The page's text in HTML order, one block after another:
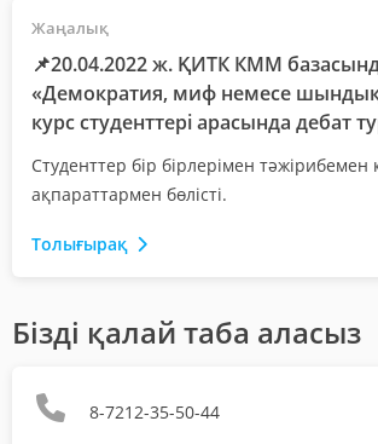
Жаңалық
📌20.04.2022 ж. ҚИТК КММ
«Демократия, миф немесе
курс студенттері арасында дебат
Студенттер бір бірлерімен
ақпараттармен бөлісті.
Толығырақ
Бізді қалай таба аласыз
8-7212-35-50-44